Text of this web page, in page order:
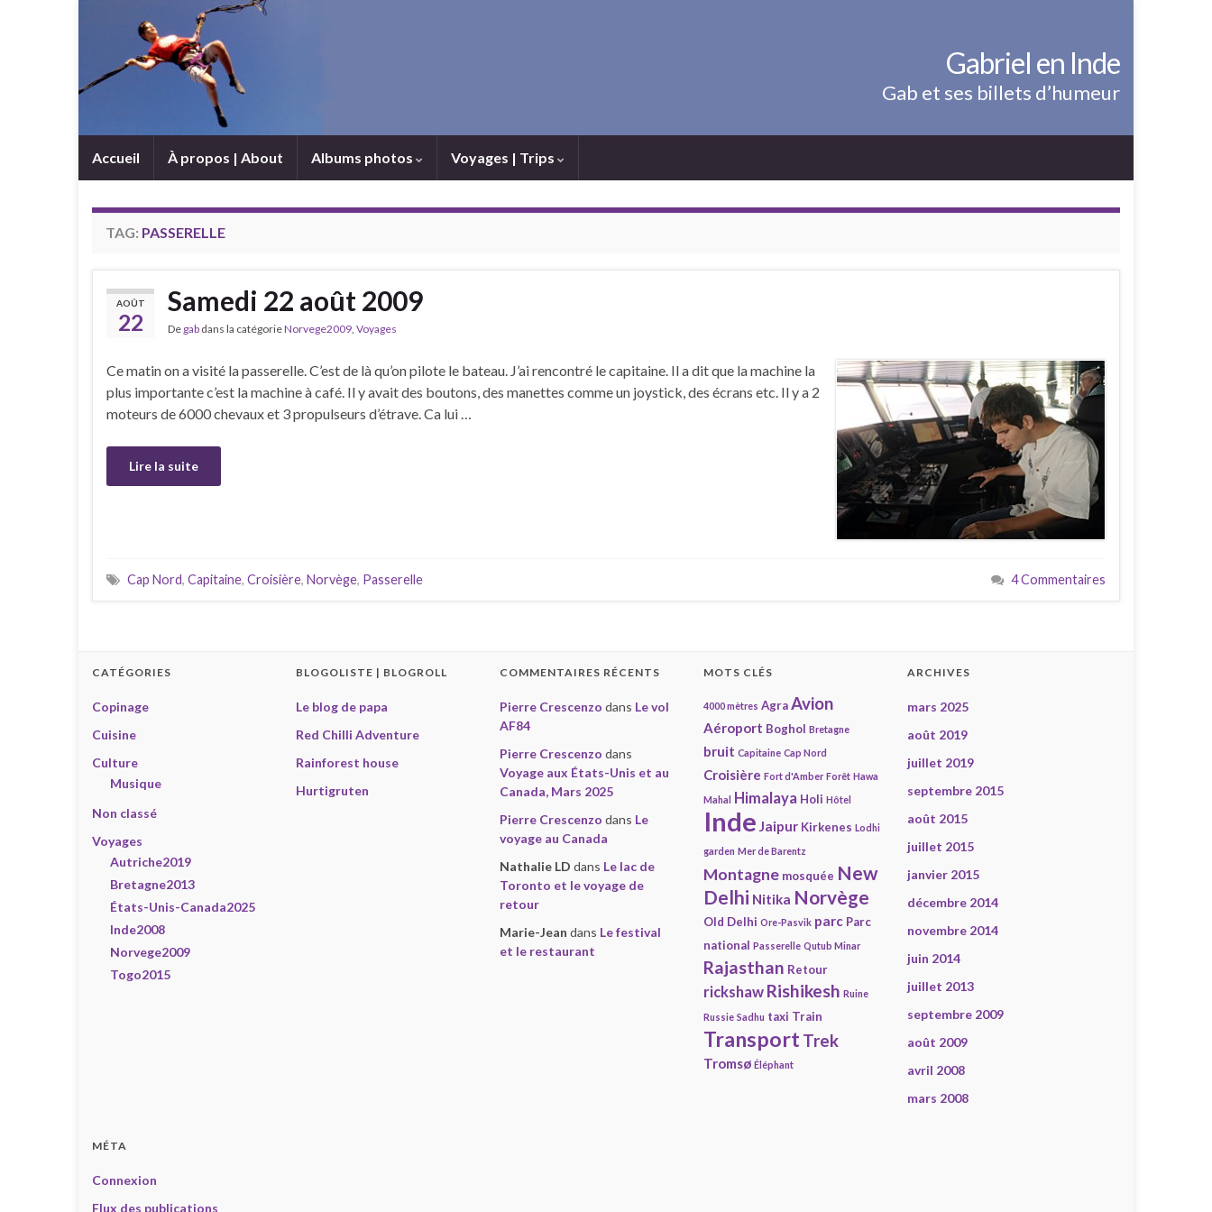
Gabriel en Inde
Gab et ses billets d’humeur
Accueil À propos | About Albums photos Voyages | Trips
TAG: PASSERELLE
AOÛT
22
Samedi 22 août 2009
De gab dans la catégorieNorvege2009, Voyages
Ce matin on a visité la passerelle. C’est de là qu’on pilote le bateau. J’ai rencontré le capitaine. Il a dit que la machine la
plus importante c’est la machine à café. Il y avait des boutons, des manettes comme un joystick, des écrans etc. Il y a 2
moteurs de 6000 chevaux et 3 propulseurs d’étrave. Ca lui …
Lire la suite
Cap Nord, Capitaine, Croisière, Norvège, Passerelle 4 Commentaires
CATÉGORIES
Copinage
Cuisine
Culture
Musique
Non classé
Voyages
Autriche2019
Bretagne2013
États-Unis-Canada2025
Inde2008
Norvege2009
Togo2015
BLOGOLISTE | BLOGROLL
Le blog de papa
Red Chilli Adventure
Rainforest house
Hurtigruten
COMMENTAIRES RÉCENTS
Pierre Crescenzo dans Le vol
AF84
Pierre Crescenzo dans
Voyage aux États-Unis et au
Canada, Mars 2025
Pierre Crescenzo dans Le
voyage au Canada
Nathalie LD dans Le lac de
Toronto et le voyage de
retour
Marie-Jean dans Le festival
et le restaurant
MOTS CLÉS
4000 mètres AgraAvion
Aéroport Boghol Bretagne
bruit Capitaine Cap Nord
Croisière Fort d'Amber Forêt Hawa
Mahal Himalaya Holi Hôtel
Inde Jaipur Kirkenes Lodhi
garden Mer de Barentz
Montagne mosquée New
Delhi Nitika Norvège
Old Delhi Ore-Pasvik parc Parc
national Passerelle Qutub Minar
Rajasthan Retour
rickshaw Rishikesh Ruine
Russie Sadhu taxi Train
Transport Trek
Tromsø Éléphant
ARCHIVES
mars 2025
août 2019
juillet 2019
septembre 2015
août 2015
juillet 2015
janvier 2015
décembre 2014
novembre 2014
juin 2014
juillet 2013
septembre 2009
août 2009
avril 2008
mars 2008
MÉTA
Connexion
Flux des publications